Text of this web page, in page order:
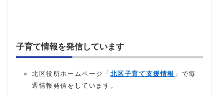
子育て情報を発信しています
北区役所ホームページ「 北区子育て支援情報 」で毎
週情報発信をしています。